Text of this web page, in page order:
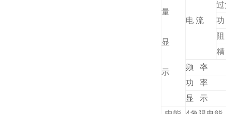
量
显
示
电 流
过
频 率
功 率
显 示